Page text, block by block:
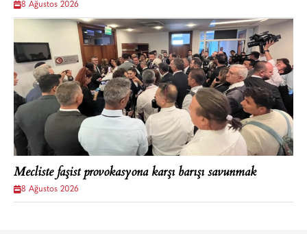
8 Ağustos 2026
Mecliste faşist provokasyona karşı barışı savunmak
8 Ağustos 2026